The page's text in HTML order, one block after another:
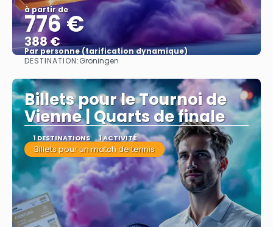
à partir de
776 €
388 €
Par personne (tarification dynamique)
DESTINATION:Groningen
Billets pour le Tournoi de
Vienne | Quarts de finale
1 DESTINATIONS 1 ACTIVITÉ
Billets pour un match de tennis